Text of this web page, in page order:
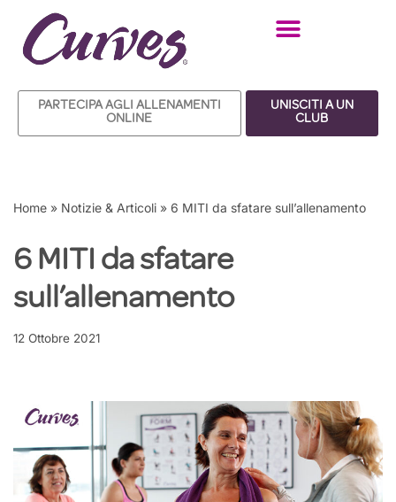
Vai
contenuto
PARTECIPA AGLI ALLENAMENTI
ONLINE
UNISCITI A UN
CLUB
Home » Notizie & Articoli » 6 MITI da sfatare sull’allenamento
6 MITI da sfatare
sull’allenamento
12 Ottobre 2021